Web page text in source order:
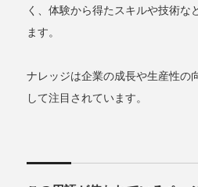
く、体験から得たスキルや技術な
ます。
ナレッジは企業の成長や生産性の
して注目されています。